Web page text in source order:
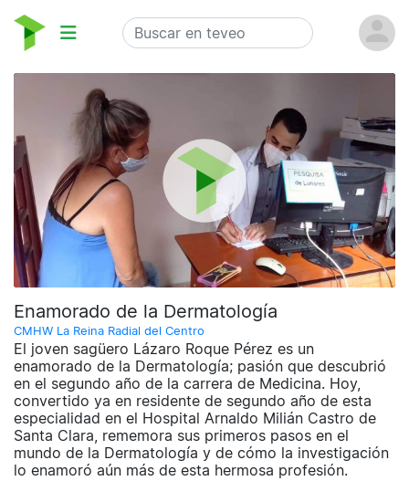
Enamorado de la Dermatología
CMHW La Reina Radial del Centro
El joven sagüero Lázaro Roque Pérez es un
enamorado de la Dermatología; pasión que descubrió
en el segundo año de la carrera de Medicina. Hoy,
convertido ya en residente de segundo año de esta
especialidad en el Hospital Arnaldo Milián Castro de
Santa Clara, rememora sus primeros pasos en el
mundo de la Dermatología y de cómo la investigación
lo enamoró aún más de esta hermosa profesión.